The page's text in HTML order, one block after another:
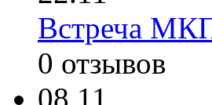
Встреча
0 отзывов